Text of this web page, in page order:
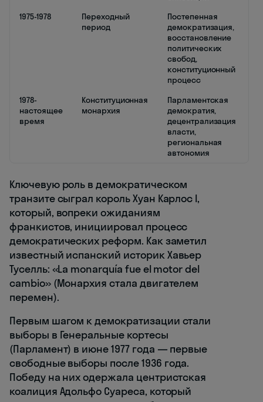
1975-1978
Переходный
период
Постепенная
демократизация,
восстановление
политических
свобод,
конституционный
процесс
1978-
настоящее
время
Конституционная
монархия
Парламентская
демократия,
децентрализация
власти,
региональная
автономия
Ключевую роль в демократическом
транзите сыграл король Хуан Карлос I,
который, вопреки ожиданиям
франкистов, инициировал процесс
демократических реформ. Как заметил
известный испанский историк Хавьер
Туселль: «La monarquía fue el motor del
cambio» (Монархия стала двигателем
перемен).
Первым шагом к демократизации стали
выборы в Генеральные кортесы
(Парламент) в июне 1977 года — первые
свободные выборы после 1936 года.
Победу на них одержала центристская
коалиция Адольфо Суареса, который